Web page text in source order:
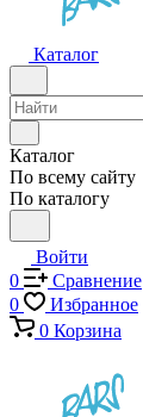
Каталог
Каталог
По всему сайту
По каталогу
Войти
0
Сравнение
0
Избранное
0 Корзина